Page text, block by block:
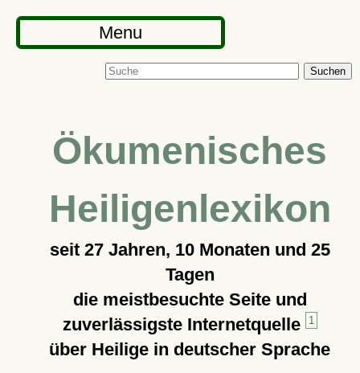
Menu
Suchen
Ökumenisches
Heiligenlexikon
seit 27 Jahren, 10 Monaten und 25
Tagen
die meistbesuchte Seite und
zuverlässigste Internetquelle
1
über Heilige in deutscher Sprache